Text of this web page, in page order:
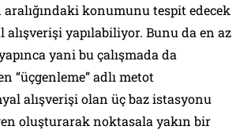
konumunu tespit edecek
yapılabiliyor. Bunu da en az
yani bu çalışmada da
“üçgenleme” adlı metot
alışverişi olan üç baz istasyonu
oluşturarak noktasala yakın bir